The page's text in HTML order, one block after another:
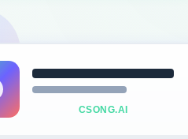
CSONG.AI